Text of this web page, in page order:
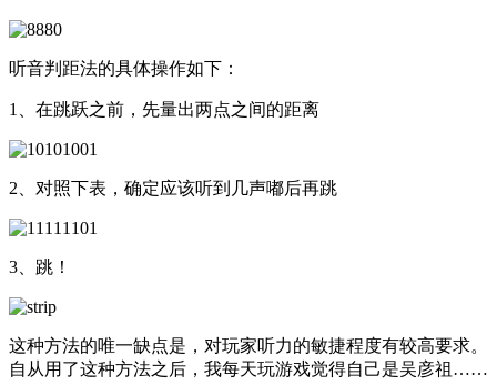
听音判距法的具体操作如下：
1、在跳跃之前，先量出两点之间的距离
2、对照下表，确定应该听到几声嘟后再跳
3、跳！
这种方法的唯一缺点是，对玩家听力的敏捷程度有较高要求。
自从用了这种方法之后，我每天玩游戏觉得自己是吴彦祖……